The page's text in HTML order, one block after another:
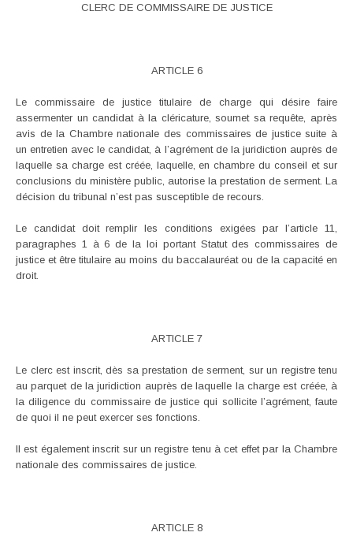
CLERC DE COMMISSAIRE DE JUSTICE
ARTICLE 6
Le commissaire de justice titulaire de charge qui désire faire
assermenter un candidat à la cléricature, soumet sa requête, après
avis de la Chambre nationale des commissaires de justice suite à
un entretien avec le candidat, à l’agrément de la juridiction auprès de
laquelle sa charge est créée, laquelle, en chambre du conseil et sur
conclusions du ministère public, autorise la prestation de serment. La
décision du tribunal n’est pas susceptible de recours.
Le candidat doit remplir les conditions exigées par l’article 11,
paragraphes 1 à 6 de la loi portant Statut des commissaires de
justice et être titulaire au moins du baccalauréat ou de la capacité en
droit.
ARTICLE 7
Le clerc est inscrit, dès sa prestation de serment, sur un registre tenu
au parquet de la juridiction auprès de laquelle la charge est créée, à
la diligence du commissaire de justice qui sollicite l’agrément, faute
de quoi il ne peut exercer ses fonctions.
Il est également inscrit sur un registre tenu à cet effet par la Chambre
nationale des commissaires de justice.
ARTICLE 8